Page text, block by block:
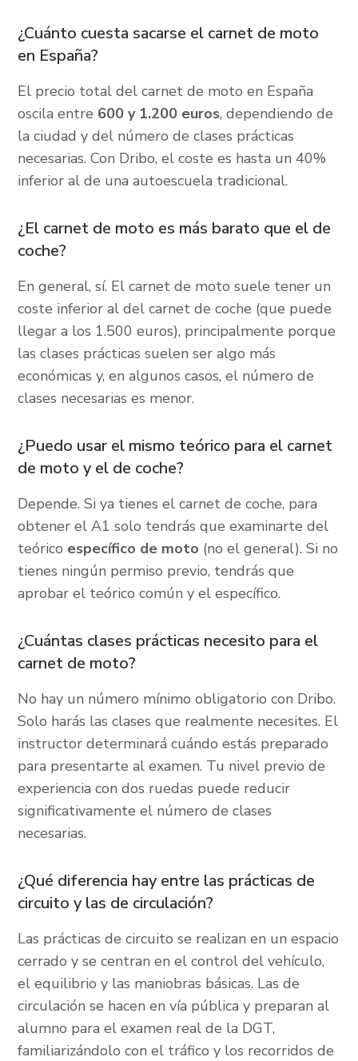
¿Cuánto cuesta sacarse el carnet de moto
en España?
El precio total del carnet de moto en España
oscila entre 600 y 1.200 euros, dependiendo de
la ciudad y del número de clases prácticas
necesarias. Con Dribo, el coste es hasta un 40%
inferior al de una autoescuela tradicional.
¿El carnet de moto es más barato que el de
coche?
En general, sí. El carnet de moto suele tener un
coste inferior al del carnet de coche (que puede
llegar a los 1.500 euros), principalmente porque
las clases prácticas suelen ser algo más
económicas y, en algunos casos, el número de
clases necesarias es menor.
¿Puedo usar el mismo teórico para el carnet
de moto y el de coche?
Depende. Si ya tienes el carnet de coche, para
obtener el A1 solo tendrás que examinarte del
teórico específico de moto (no el general). Si no
tienes ningún permiso previo, tendrás que
aprobar el teórico común y el específico.
¿Cuántas clases prácticas necesito para el
carnet de moto?
No hay un número mínimo obligatorio con Dribo.
Solo harás las clases que realmente necesites. El
instructor determinará cuándo estás preparado
para presentarte al examen. Tu nivel previo de
experiencia con dos ruedas puede reducir
significativamente el número de clases
necesarias.
¿Qué diferencia hay entre las prácticas de
circuito y las de circulación?
Las prácticas de circuito se realizan en un espacio
cerrado y se centran en el control del vehículo,
el equilibrio y las maniobras básicas. Las de
circulación se hacen en vía pública y preparan al
alumno para el examen real de la DGT,
familiarizándolo con el tráfico y los recorridos de